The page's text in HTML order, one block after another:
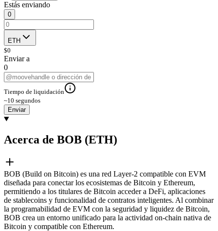
Estás enviando
0
ETH
$0
Enviar a
0
Tiempo de liquidación
~10 segundos
Enviar
Acerca de BOB (ETH)
BOB (Build on Bitcoin) es una red Layer-2 compatible con EVM
diseñada para conectar los ecosistemas de Bitcoin y Ethereum,
permitiendo a los titulares de Bitcoin acceder a DeFi, aplicaciones
de stablecoins y funcionalidad de contratos inteligentes. Al combinar
la programabilidad de EVM con la seguridad y liquidez de Bitcoin,
BOB crea un entorno unificado para la actividad on-chain nativa de
Bitcoin y compatible con Ethereum.